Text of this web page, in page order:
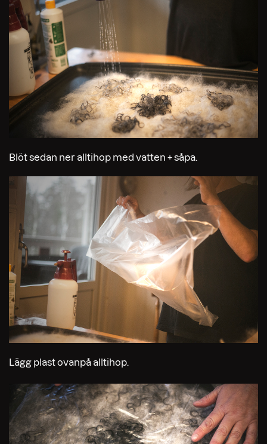
Blöt sedan ner alltihop med vatten + såpa.
Lägg plast ovanpå alltihop.